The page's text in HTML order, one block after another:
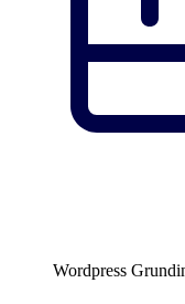
Wordpress